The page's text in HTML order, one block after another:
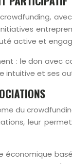
active et
: le don avec
intuitive et ses
du
leur
économique